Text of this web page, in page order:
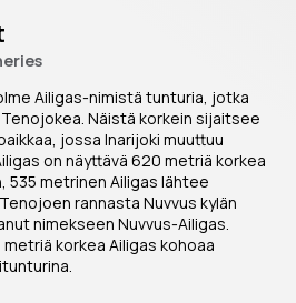
Ailigas-nimistä tunturia, jotka
Näistä korkein sijaitsee
jossa Inarijoki muuttuu
on näyttävä 620 metriä korkea
535 metrinen Ailigas lähtee
rannasta Nuvvus kylän
nimekseen Nuvvus-Ailigas.
korkea Ailigas kohoaa